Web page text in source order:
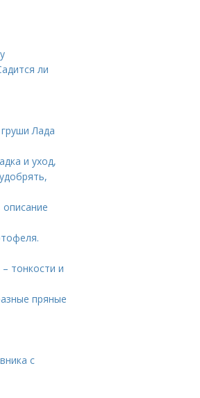
ли
Лада
и уход,
тонкости и
пряные
с